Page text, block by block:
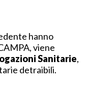
hanno
viene
Sanitarie,
detraibili.